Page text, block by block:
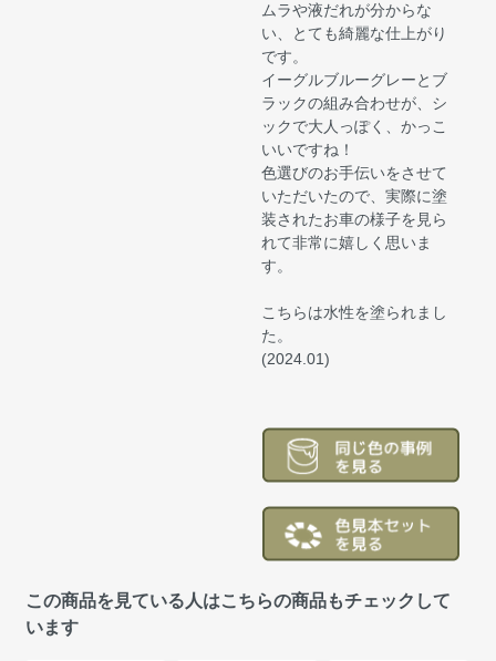
ムラや液だれが分からな
い、とても綺麗な仕上がり
です。
イーグルブルーグレーとブ
ラックの組み合わせが、シ
ックで大人っぽく、かっこ
いいですね！
色選びのお手伝いをさせて
いただいたので、実際に塗
装されたお車の様子を見ら
れて非常に嬉しく思いま
す。
こちらは水性を塗られまし
た。
(2024.01)
この商品を見ている人はこちらの商品もチェックして
います